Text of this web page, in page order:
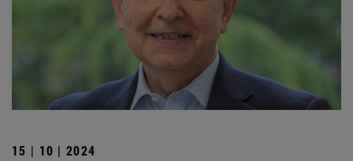
15 | 10 | 2024